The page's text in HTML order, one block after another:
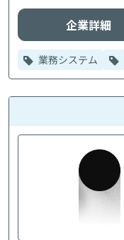
企業詳細
業務システム